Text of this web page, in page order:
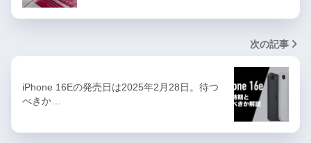
次の記事
iPhone 16Eの発売日は2025年2月28日。待つ
べきか…